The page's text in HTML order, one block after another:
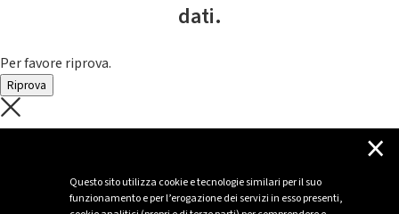
Questo sito utilizza cookie e tecnologie similari per il suo
funzionamento e per l’erogazione dei servizi in esso presenti,
×
dati.
Per favore riprova.
Riprova
C'è un problema con il recupero dei